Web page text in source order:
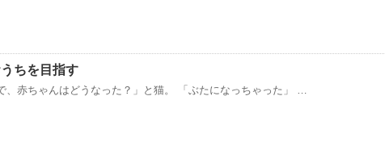
ちを目指す
、赤ちゃんはどうなった？」と猫。 「ぶたになっちゃった」 …